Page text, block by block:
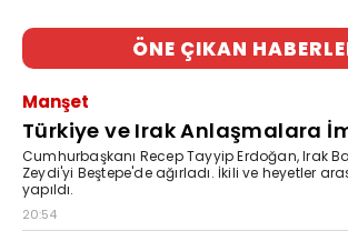
ÖNE ÇIKAN
Manşet
Türkiye ve Irak Anlaşmalara
Cumhurbaşkanı Recep Tayyip Erdoğan, Irak
Zeydi'yi Beştepe'de ağırladı. İkili ve heyetler
yapıldı.
20:54